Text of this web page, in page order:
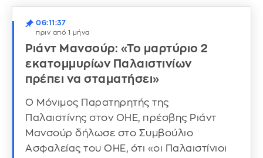
06:11:37
πριν από 1 μήνα
Ριάντ Μανσούρ: «Το μαρτύριο 2
εκατομμυρίων Παλαιστινίων
πρέπει να σταματήσει»
Ο Μόνιμος Παρατηρητής της
Παλαιστίνης στον ΟΗΕ, πρέσβης Ριάντ
Μανσούρ δήλωσε στο Συμβούλιο
Ασφαλείας του ΟΗΕ, ότι «οι Παλαιστίνιοι